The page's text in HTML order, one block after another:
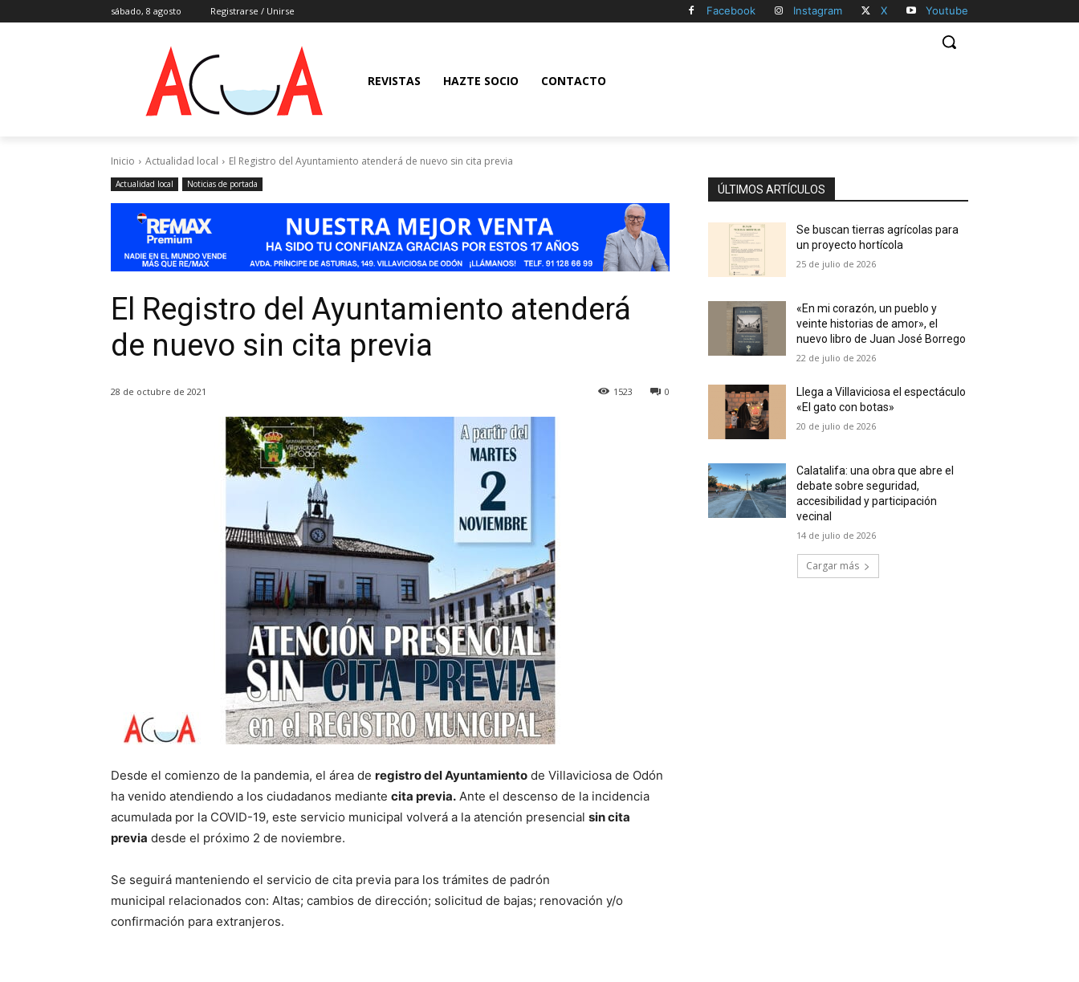
sábado, 8 agosto Registrarse / Unirse Facebook Instagram X Youtube
REVISTAS HAZTE SOCIO CONTACTO
Inicio Actualidad local El Registro del Ayuntamiento atenderá de nuevo sin cita previa
Actualidad local Noticias de portada
El Registro del Ayuntamiento atenderá
de nuevo sin cita previa
28 de octubre de 2021 0
1523
Desde el comienzo de la pandemia, el área de registro del Ayuntamiento de Villaviciosa de Odón
ha venido atendiendo a los ciudadanos mediante cita previa. Ante el descenso de la incidencia
acumulada por la COVID-19, este servicio municipal volverá a la atención presencial sin cita
previa desde el próximo 2 de noviembre.
Se seguirá manteniendo el servicio de cita previa para los trámites de padrón
municipal relacionados con: Altas; cambios de dirección; solicitud de bajas; renovación y/o
confirmación para extranjeros.
ÚLTIMOS ARTÍCULOS
Se buscan tierras agrícolas para
un proyecto hortícola
25 de julio de 2026
«En mi corazón, un pueblo y
veinte historias de amor», el
nuevo libro de Juan José Borrego
22 de julio de 2026
Llega a Villaviciosa el espectáculo
«El gato con botas»
20 de julio de 2026
Calatalifa: una obra que abre el
debate sobre seguridad,
accesibilidad y participación
vecinal
14 de julio de 2026
Cargar más